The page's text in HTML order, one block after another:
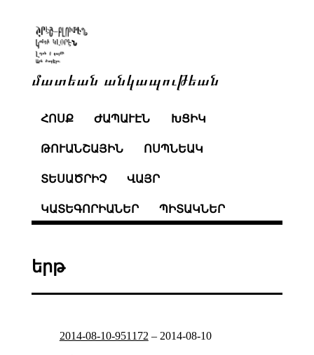
մատեան անկապութեան
ՀՈՍՔ ԺԱՊԱՒԷՆ ԽՑԻԿ
ԹՈՒԱՆՇԱՅԻՆ ՈՍՊՆԵԱԿ
ՏԵՍԱԾՐԻՉ ՎԱՅՐ
ԿԱՏԵԳՈՐԻԱՆԵՐ ՊԻՏԱԿՆԵՐ
երթ
2014-08-10-951172 – 2014-08-10